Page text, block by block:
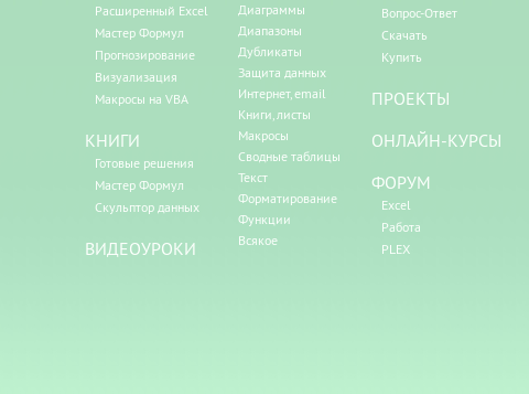
Расширенный Excel
Мастер Формул
Прогнозирование
Визуализация
Макросы на VBA
КНИГИ
Готовые решения
Мастер Формул
Скульптор данных
ВИДЕОУРОКИ
Диаграммы
Диапазоны
Дубликаты
Защита данных
Интернет, email
Книги, листы
Макросы
Сводные таблицы
Текст
Форматирование
Функции
Всякое
Вопрос-Ответ
Скачать
Купить
ПРОЕКТЫ
ОНЛАЙН-КУРСЫ
ФОРУМ
Excel
Работа
PLEX